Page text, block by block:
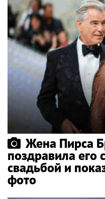
Жена Пирса
поздравила его
свадьбой и
фото